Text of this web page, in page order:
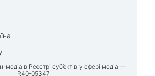
медіа в Реєстрі суб’єктів у сфері медіа —
R40-05347